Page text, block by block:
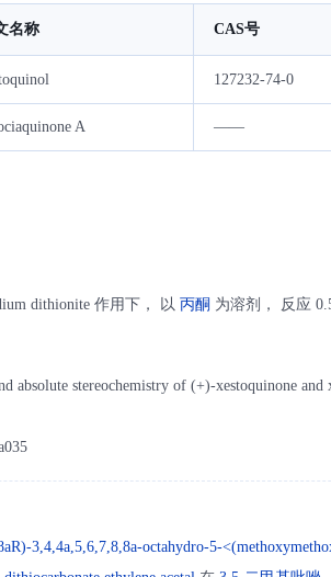
名称 CAS号
127232-74-0
A ——
dithionite 作用下， 以 丙酮 为溶剂， 反应
absolute stereochemistry of (+)-xestoquinone and
3,4,4a,5,6,7,8,8a-octahydro-5-